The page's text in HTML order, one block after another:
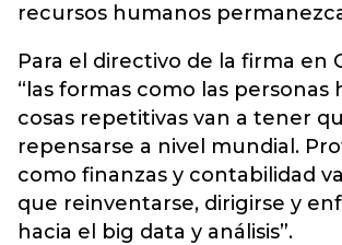
recursos humanos
Para el directivo de la firma en
“las formas como las personas
cosas repetitivas van a tener
repensarse a nivel mundial.
como finanzas y contabilidad
que reinventarse, dirigirse y
hacia el big data y análisis”.